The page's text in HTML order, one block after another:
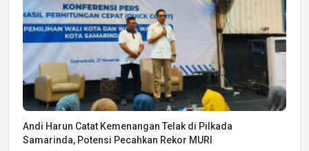
Andi Harun Catat Kemenangan Telak di Pilkada
Samarinda, Potensi Pecahkan Rekor MURI